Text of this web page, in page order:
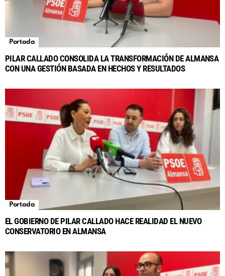
Portada
PILAR CALLADO CONSOLIDA LA TRANSFORMACIÓN DE ALMANSA
CON UNA GESTIÓN BASADA EN HECHOS Y RESULTADOS
Portada
EL GOBIERNO DE PILAR CALLADO HACE REALIDAD EL NUEVO
CONSERVATORIO EN ALMANSA